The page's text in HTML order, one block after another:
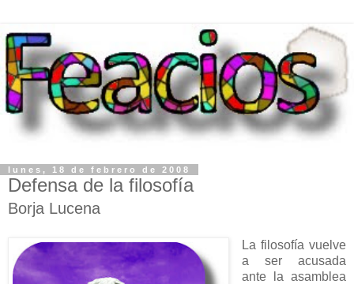
lunes, 18 de febrero de 2008
Defensa de la filosofía
Borja Lucena
La filosofía vuelve
a ser acusada
ante la asamblea